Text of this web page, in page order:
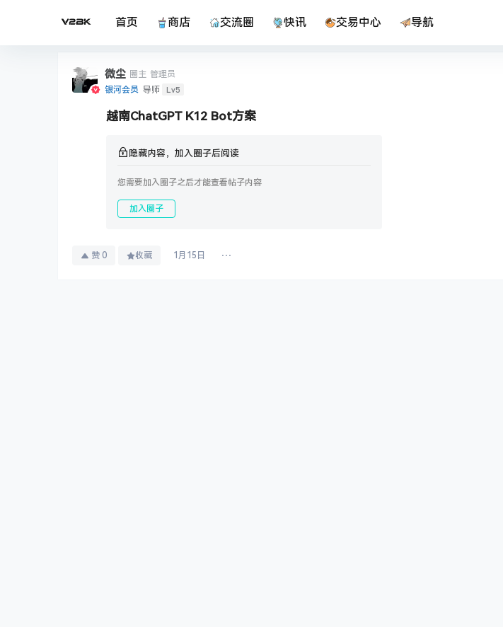
首页 商店 交流圈 快讯 交易中心 导航
微尘 圈主 管理员
银河会员 导师 Lv5
越南ChatGPT K12 Bot方案
隐藏内容，加入圈子后阅读
您需要加入圈子之后才能查看帖子内容
加入圈子
赞 0 收藏 1月15日